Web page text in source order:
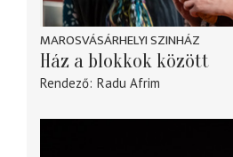
MAROSVÁSÁRHELYI SZINHÁZ
Ház a blokkok között
Rendező Radu Afrim